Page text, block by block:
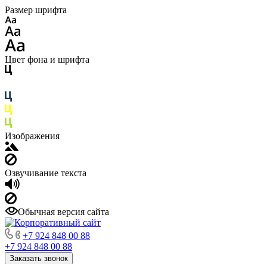
Размер шрифта
Цвет фона и шрифта
Изображения
Озвучивание текста
Обычная версия сайта
+7 924 848 00 88
+7 924 848 00 88
Заказать звонок